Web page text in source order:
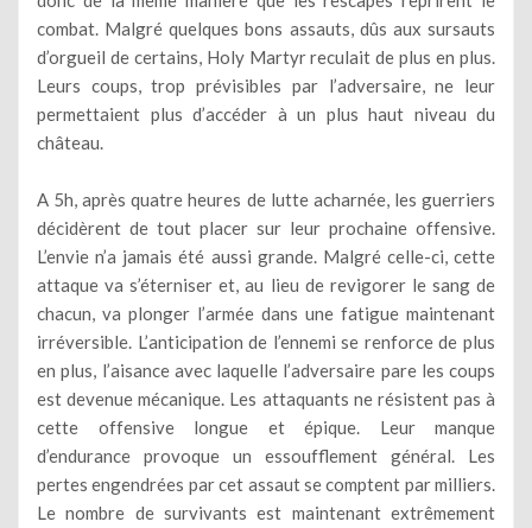
combat. Malgré quelques bons assauts, dûs aux sursauts
d’orgueil de certains, Holy Martyr reculait de plus en plus.
Leurs coups, trop prévisibles par l’adversaire, ne leur
permettaient plus d’accéder à un plus haut niveau du
château.
A 5h, après quatre heures de lutte acharnée, les guerriers
décidèrent de tout placer sur leur prochaine offensive.
L’envie n’a jamais été aussi grande. Malgré celle-ci, cette
attaque va s’éterniser et, au lieu de revigorer le sang de
chacun, va plonger l’armée dans une fatigue maintenant
irréversible. L’anticipation de l’ennemi se renforce de plus
en plus, l’aisance avec laquelle l’adversaire pare les coups
est devenue mécanique. Les attaquants ne résistent pas à
cette offensive longue et épique. Leur manque
d’endurance provoque un essoufflement général. Les
pertes engendrées par cet assaut se comptent par milliers.
Le nombre de survivants est maintenant extrêmement